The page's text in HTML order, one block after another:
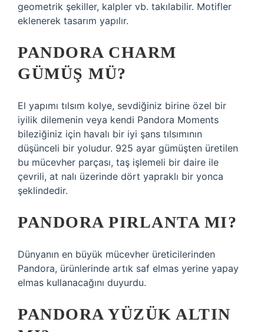
geometrik şekiller, kalpler vb. takılabilir. Motifler
eklenerek tasarım yapılır.
PANDORA CHARM
GÜMÜŞ MÜ?
El yapımı tılsım kolye, sevdiğiniz birine özel bir
iyilik dilemenin veya kendi Pandora Moments
bileziğiniz için havalı bir iyi şans tılsımının
düşünceli bir yoludur. 925 ayar gümüşten üretilen
bu mücevher parçası, taş işlemeli bir daire ile
çevrili, at nalı üzerinde dört yapraklı bir yonca
şeklindedir.
PANDORA PIRLANTA MI?
Dünyanın en büyük mücevher üreticilerinden
Pandora, ürünlerinde artık saf elmas yerine yapay
elmas kullanacağını duyurdu.
PANDORA YÜZÜK ALTIN